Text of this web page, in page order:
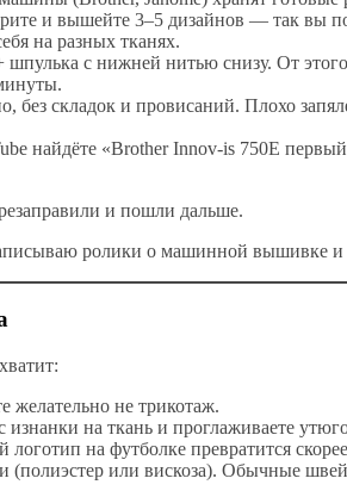
и вышейте 3–5 дизайнов — так вы
на разных тканях.
шпулька с нижней нитью снизу. От этого
без складок и провисаний. Плохо
найдёте «Brother Innov-is 750E
и пошли дальше.
ролики о машинной вышивке и
желательно не трикотаж.
изнанки на ткань и проглаживаете
логотип на футболке превратится
или вискоза). Обычные